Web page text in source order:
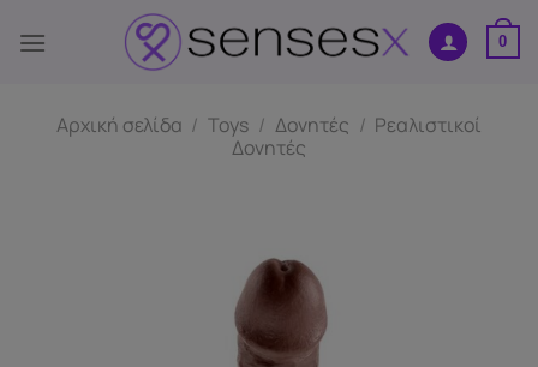
στο
0
Αρχική σελίδα / Toys / Δονητές / Ρεαλιστικοί
Δονητές